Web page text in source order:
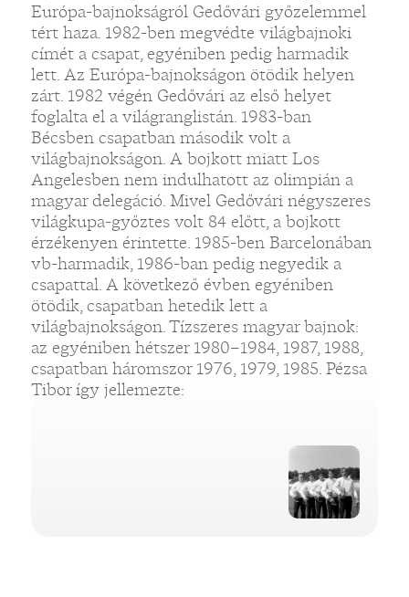
Európa-bajnokságról Gedővári győzelemmel
tért haza. 1982-ben megvédte világbajnoki
címét a csapat, egyéniben pedig harmadik
lett. Az Európa-bajnokságon ötödik helyen
zárt. 1982 végén Gedővári az első helyet
foglalta el a világranglistán. 1983-ban
Bécsben csapatban második volt a
világbajnokságon. A bojkott miatt Los
Angelesben nem indulhatott az olimpián a
magyar delegáció. Mivel Gedővári négyszeres
világkupa-győztes volt 84 előtt, a bojkott
érzékenyen érintette. 1985-ben Barcelonában
vb-harmadik, 1986-ban pedig negyedik a
csapattal. A következő évben egyéniben
ötödik, csapatban hetedik lett a
világbajnokságon. Tízszeres magyar bajnok:
az egyéniben hétszer 1980–1984, 1987, 1988,
csapatban háromszor 1976, 1979, 1985. Pézsa
Tibor így jellemezte: